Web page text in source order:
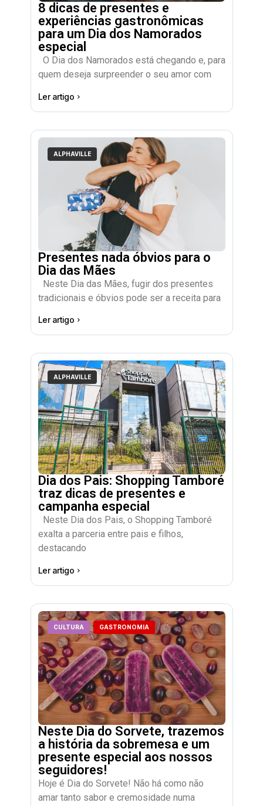
8 dicas de presentes e
experiências gastronômicas
para um Dia dos Namorados
especial
O Dia dos Namorados está chegando e, para
quem deseja surpreender o seu amor com
Ler artigo
ALPHAVILLE
Presentes nada óbvios para o
Dia das Mães
Neste Dia das Mães, fugir dos presentes
tradicionais e óbvios pode ser a receita para
Ler artigo
ALPHAVILLE
Dia dos Pais: Shopping Tamboré
traz dicas de presentes e
campanha especial
Neste Dia dos Pais, o Shopping Tamboré
exalta a parceria entre pais e filhos,
destacando
Ler artigo
CULTURA GASTRONOMIA
Neste Dia do Sorvete, trazemos
a história da sobremesa e um
presente especial aos nossos
seguidores!
Hoje é Dia do Sorvete! Não há como não
amar tanto sabor e cremosidade numa